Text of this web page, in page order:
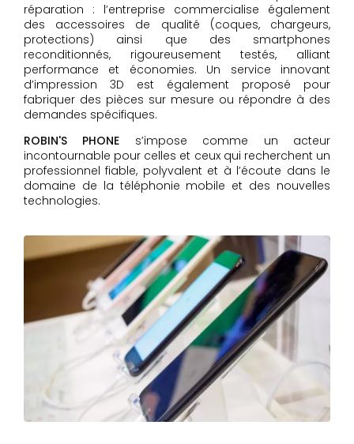
réparation : l’entreprise commercialise également
des accessoires de qualité (coques, chargeurs,
protections) ainsi que des smartphones
reconditionnés, rigoureusement testés, alliant
performance et économies. Un service innovant
d’impression 3D est également proposé pour
fabriquer des pièces sur mesure ou répondre à des
demandes spécifiques.
ROBIN'S PHONE s’impose comme un acteur
incontournable pour celles et ceux qui recherchent un
professionnel fiable, polyvalent et à l’écoute dans le
domaine de la téléphonie mobile et des nouvelles
technologies.